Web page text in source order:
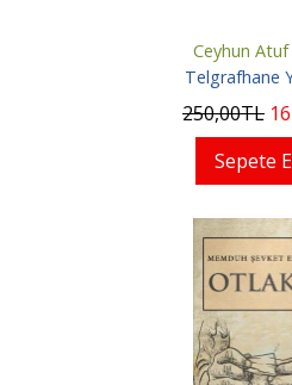
Ceyhun Atuf
Telgrafhane
250,00TL
Sepete